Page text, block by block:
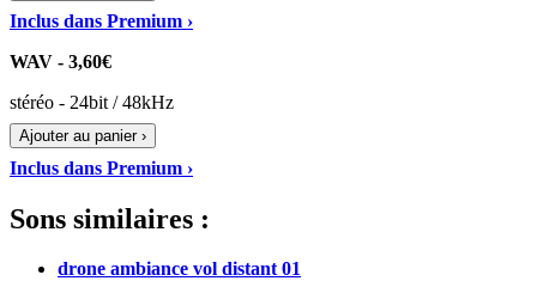
Inclus dans Premium ›
WAV - 3,60€
stéréo - 24bit / 48kHz
Ajouter au panier ›
Inclus dans Premium ›
Sons similaires :
drone ambiance vol distant 01